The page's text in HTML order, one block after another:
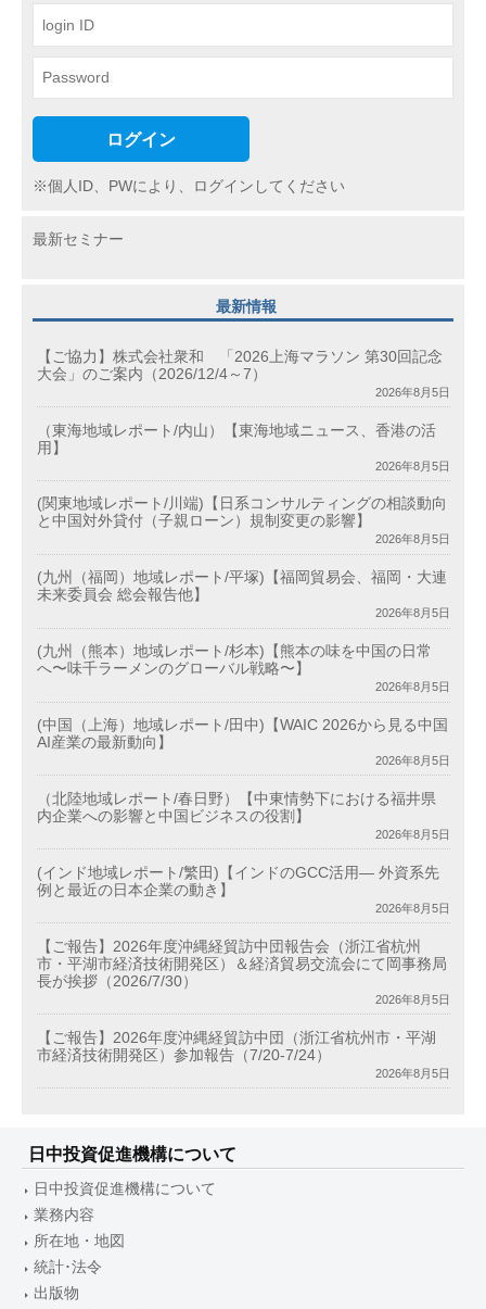
ン
ログイン
※個人ID、PWにより、ログインしてください
最新セミナー
最新情報
【ご協力】株式会社衆和 「2026上海マラソン 第30回記念
大会」のご案内（2026/12/4～7）
2026年8月5日
（東海地域レポート/内山）【東海地域ニュース、香港の活
用】
2026年8月5日
(関東地域レポート/川端)【日系コンサルティングの相談動向
と中国対外貸付（子親ローン）規制変更の影響】
2026年8月5日
(九州（福岡）地域レポート/平塚)【福岡貿易会、福岡・大連
未来委員会 総会報告他】
2026年8月5日
(九州（熊本）地域レポート/杉本)【熊本の味を中国の日常
へ〜味千ラーメンのグローバル戦略〜】
2026年8月5日
(中国（上海）地域レポート/田中)【WAIC 2026から見る中国
AI産業の最新動向】
2026年8月5日
（北陸地域レポート/春日野）【中東情勢下における福井県
内企業への影響と中国ビジネスの役割】
2026年8月5日
(インド地域レポート/繁田)【インドのGCC活用― 外資系先
例と最近の日本企業の動き】
2026年8月5日
【ご報告】2026年度沖縄経貿訪中団報告会（浙江省杭州
市・平湖市経済技術開発区）＆経済貿易交流会にて岡事務局
長が挨拶（2026/7/30）
2026年8月5日
【ご報告】2026年度沖縄経貿訪中団（浙江省杭州市・平湖
市経済技術開発区）参加報告（7/20-7/24）
2026年8月5日
日中投資促進機構について
日中投資促進機構について
業務内容
所在地・地図
統計･法令
出版物